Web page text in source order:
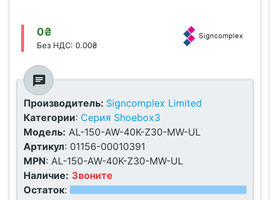
0₴
Без НДС: 0.00₴
chat
Производитель: Signcomplex Limited
Категории: Серия Shoebox3
Модель: AL-150-AW-40K-Z30-MW-UL
Артикул: 01156-00010391
MPN:AL-150-AW-40K-Z30-MW-UL
Наличие: Звоните
Остаток: